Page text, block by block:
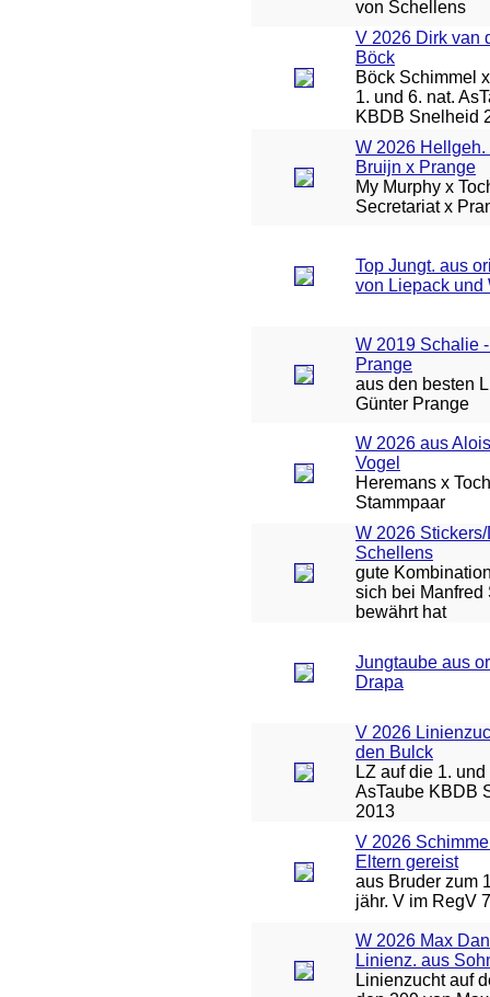
von Schellens
V 2026 Dirk van
Böck
Böck Schimmel
1. und 6. nat.
KBDB Snelheid
W 2026 Hellgeh.
Bruijn x Prange
My Murphy x
Secretariat x
Top Jungt. aus
von Liepack und
W 2019 Schalie
Prange
aus den besten
Günter Prange
W 2026 aus
Vogel
Heremans x
Stammpaar
W 2026
Schellens
gute
sich bei Manfred
bewährt hat
Jungtaube aus
Drapa
V 2026
den Bulck
LZ auf die 1. und
AsTaube KBDB
2013
V 2026
Eltern gereist
aus Bruder zum
jähr. V im RegV
W 2026 Max
Linienz. aus
Linienzucht auf